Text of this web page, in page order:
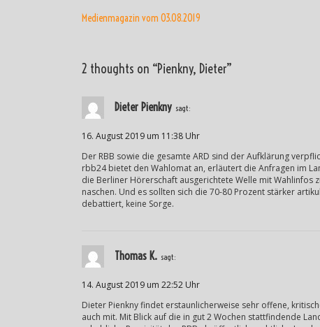
Medienmagazin vom 03.08.2019
2 thoughts on “Pienkny, Dieter”
Dieter Pienkny sagt:
16. August 2019 um 11:38 Uhr
Der RBB sowie die gesamte ARD sind der Aufklärung
rbb24 bietet den Wahlomat an, erläutert die Anfragen im
die Berliner Hörerschaft ausgerichtete Welle mit Wahlinfos
naschen. Und es sollten sich die 70-80 Prozent stärker
debattiert, keine Sorge.
Thomas K. sagt:
14. August 2019 um 22:52 Uhr
Dieter Pienkny findet erstaunlicherweise sehr offene,
auch mit. Mit Blick auf die in gut 2 Wochen stattfindende